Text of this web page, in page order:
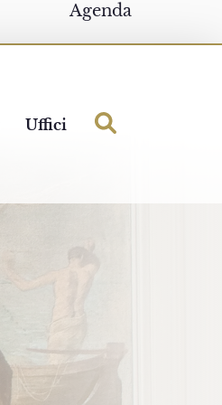
Agenda
Uffici